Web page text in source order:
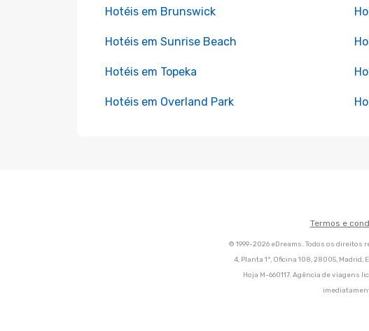
Hotéis em Brunswick
Hotéis em Sunrise Beach
Hotéis em Topeka
Hotéis em Overland Park
Termos e
© 1999-2026 eDreams. Todos os direitos
4, Planta 1ª, Oficina 108, 28005, Madrid,
Hoja M-660117. Agência de viagens